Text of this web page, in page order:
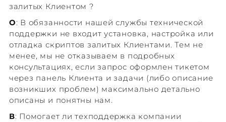
залитых Клиентом ?
О: В обязанности нашей службы технической
поддержки не входит установка, настройка или
отладка скриптов залитых Клиентами. Тем не
менее, мы не отказываем в подробных
консультациях, если запрос оформлен тикетом
через панель Клиента и задачи (либо описание
возникших проблем) максимально детально
описаны и понятны нам.
В: Помогает ли техподдержка компании